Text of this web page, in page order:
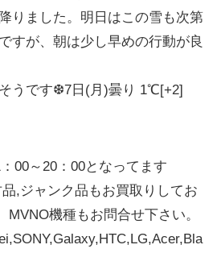
りました。明日はこの雪も次第
すが、朝は少し早めの行動が良
うです❆7日(月)曇り 1℃[+2]
00～20：00となってます
,ジャンク品もお買取りしてお
MVNO機種もお問合せ下さい。